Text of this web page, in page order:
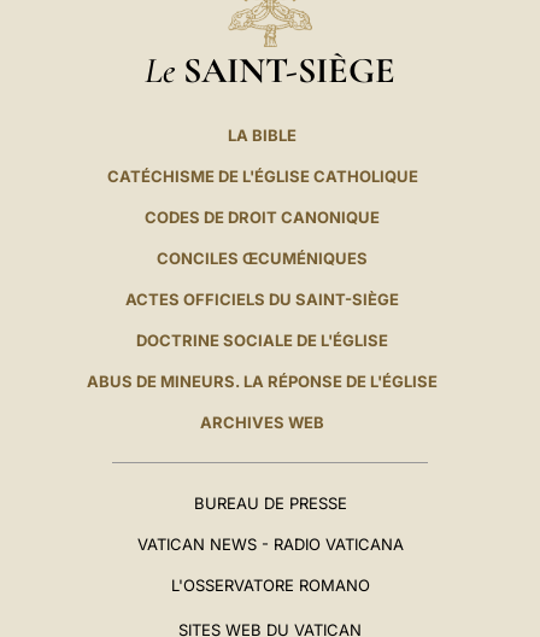
Le SAINT-SIÈGE
LA BIBLE
CATÉCHISME DE L'ÉGLISE CATHOLIQUE
CODES DE DROIT CANONIQUE
CONCILES ŒCUMÉNIQUES
ACTES OFFICIELS DU SAINT-SIÈGE
DOCTRINE SOCIALE DE L'ÉGLISE
ABUS DE MINEURS. LA RÉPONSE DE L'ÉGLISE
ARCHIVES WEB
BUREAU DE PRESSE
VATICAN NEWS - RADIO VATICANA
L'OSSERVATORE ROMANO
SITES WEB DU VATICAN